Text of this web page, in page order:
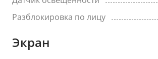
Разблокировка по лицу
Экран